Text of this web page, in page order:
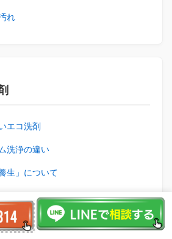
れ
エコ洗剤
洗浄の違い
生」について
険